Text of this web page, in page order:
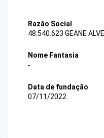
Razão Social
48.540.623 GEANE
Nome Fantasia
-
Data de fundação
07/11/2022